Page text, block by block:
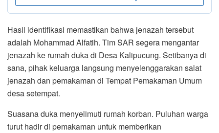
Hasil identifikasi memastikan bahwa jenazah tersebut
adalah Mohammad Alfatih. Tim SAR segera mengantar
jenazah ke rumah duka di Desa Kalipucung. Setibanya di
sana, pihak keluarga langsung menyelenggarakan salat
jenazah dan pemakaman di Tempat Pemakaman Umum
desa setempat.
Suasana duka menyelimuti rumah korban. Puluhan warga
turut hadir di pemakaman untuk memberikan